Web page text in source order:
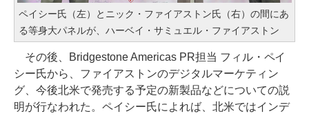
ペイシー氏（左）とニック・ファイアストン氏（右）の間にあ
る等身大パネルが、ハーベイ・サミュエル・ファイアストン
その後、Bridgestone Americas PR担当 フィル・ペイ
シー氏から、ファイアストンのデジタルマーケティン
グ、今後北米で発売する予定の新製品などについての説
明が行なわれた。ペイシー氏によれば、北米ではインデ